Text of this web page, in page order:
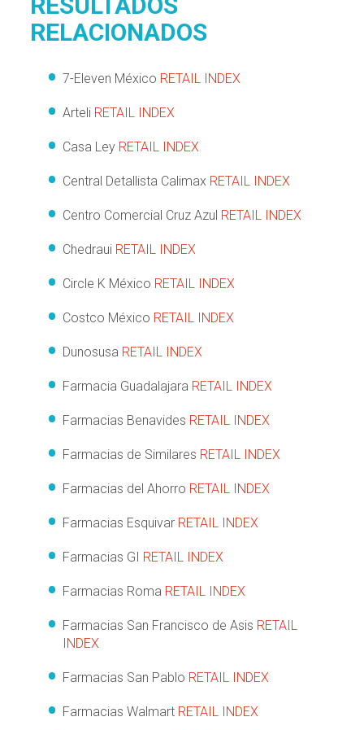
RELACIONADOS
7-Eleven México RETAIL INDEX
Arteli RETAIL INDEX
Casa Ley RETAIL INDEX
Central Detallista Calimax RETAIL INDEX
Centro Comercial Cruz Azul RETAIL INDEX
Chedraui RETAIL INDEX
Circle K México RETAIL INDEX
Costco México RETAIL INDEX
Dunosusa RETAIL INDEX
Farmacia Guadalajara RETAIL INDEX
Farmacias Benavides RETAIL INDEX
Farmacias de Similares RETAIL INDEX
Farmacias del Ahorro RETAIL INDEX
Farmacias Esquivar RETAIL INDEX
Farmacias GI RETAIL INDEX
Farmacias Roma RETAIL INDEX
Farmacias San Francisco de Asis RETAIL
INDEX
Farmacias San Pablo RETAIL INDEX
Farmacias Walmart RETAIL INDEX